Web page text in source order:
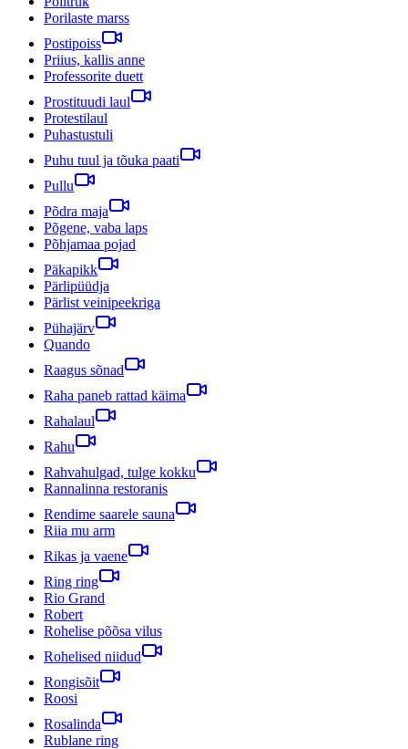
Porilaste marss
Postipoiss
Priius, kallis anne
Professorite duett
Prostituudi laul
Protestilaul
Puhastustuli
Puhu tuul ja tõuka paati
Pullu
Põdra maja
Põgene, vaba laps
Põhjamaa pojad
Päkapikk
Pärlipüüdja
Pärlist veinipeekriga
Pühajärv
Quando
Raagus sõnad
Raha paneb rattad käima
Rahalaul
Rahu
Rahvahulgad, tulge kokku
Rannalinna restoranis
Rendime saarele sauna
Riia mu arm
Rikas ja vaene
Ring ring
Rio Grand
Robert
Rohelise põõsa vilus
Rohelised niidud
Rongisõit
Roosi
Rosalinda
Rublane ring